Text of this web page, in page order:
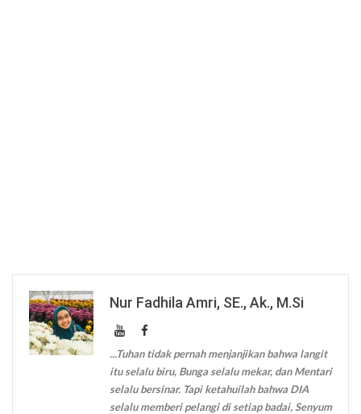
Nur Fadhila Amri, SE., Ak., M.Si
...Tuhan tidak pernah menjanjikan bahwa langit
itu selalu biru, Bunga selalu mekar, dan Mentari
selalu bersinar. Tapi ketahuilah bahwa DIA
selalu memberi pelangi di setiap badai, Senyum